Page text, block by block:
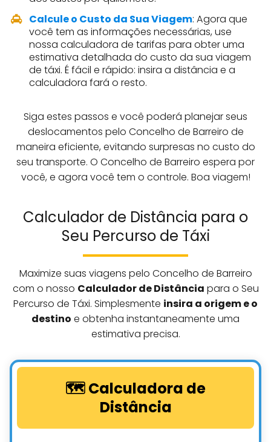
Calcule o Custo da Sua Viagem: Agora que
você tem as informações necessárias, use
nossa calculadora de tarifas para obter uma
estimativa detalhada do custo da sua viagem
de táxi. É fácil e rápido: insira a distância e a
calculadora fará o resto.
Siga estes passos e você poderá planejar seus
deslocamentos pelo Concelho de Barreiro de
maneira eficiente, evitando surpresas no custo do
seu transporte. O Concelho de Barreiro espera por
você, e agora você tem o controle. Boa viagem!
Calculador de Distância para o
Seu Percurso de Táxi
Maximize suas viagens pelo Concelho de Barreiro
com o nosso Calculador de Distância para o Seu
Percurso de Táxi. Simplesmente insira a origem e o
destino e obtenha instantaneamente uma
estimativa precisa.
🗺️ Calculadora de
Distância